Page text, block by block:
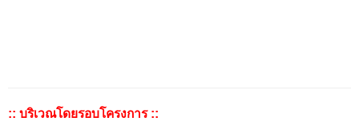
:: บริเวณโดยรอบโครงการ ::